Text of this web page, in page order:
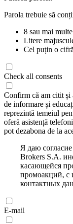
Parola trebuie să
8 sau mai
Litere
Cel puțin o
Check all consents
Confirm că am citit și
de informare și
reprezintă temeiul
oferă asistență
pot dezabona de la
Я даю
Brokers S.A.
касающейся
промоакций, с
контактных
E-mail